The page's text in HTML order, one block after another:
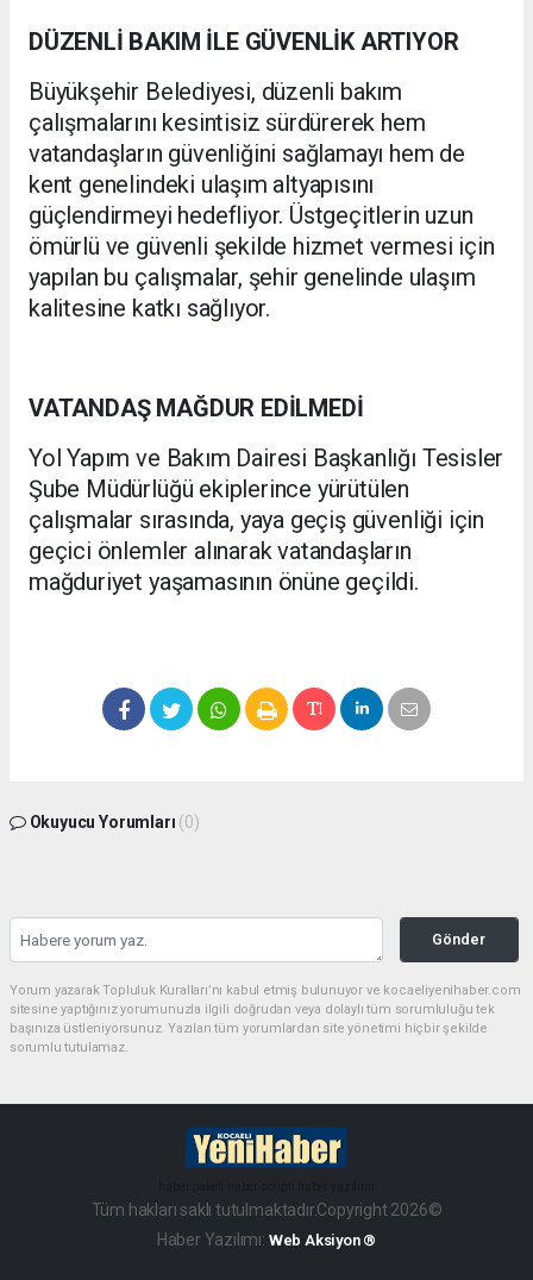
DÜZENLİ BAKIM İLE GÜVENLİK ARTIYOR
Büyükşehir Belediyesi, düzenli bakım
çalışmalarını kesintisiz sürdürerek hem
vatandaşların güvenliğini sağlamayı hem de
kent genelindeki ulaşım altyapısını
güçlendirmeyi hedefliyor. Üstgeçitlerin uzun
ömürlü ve güvenli şekilde hizmet vermesi için
yapılan bu çalışmalar, şehir genelinde ulaşım
kalitesine katkı sağlıyor.
VATANDAŞ MAĞDUR EDİLMEDİ
Yol Yapım ve Bakım Dairesi Başkanlığı Tesisler
Şube Müdürlüğü ekiplerince yürütülen
çalışmalar sırasında, yaya geçiş güvenliği için
geçici önlemler alınarak vatandaşların
mağduriyet yaşamasının önüne geçildi.
Okuyucu Yorumları (0)
Gönder
Yorum yazarak Topluluk Kuralları’nı kabul etmiş bulunuyor ve kocaeliyenihaber.com
sitesine yaptığınız yorumunuzla ilgili doğrudan veya dolaylı tüm sorumluluğu tek
başınıza üstleniyorsunuz. Yazılan tüm yorumlardan site yönetimi hiçbir şekilde
sorumlu tutulamaz.
Tüm hakları saklı tutulmaktadır.Copyright 2026©
Haber Yazılımı: Web Aksiyon ®